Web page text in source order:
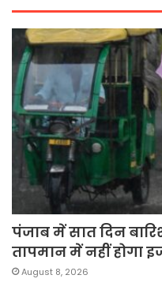
पंजाब में सात दिन
तापमान में नहीं होगा
August 8, 2026